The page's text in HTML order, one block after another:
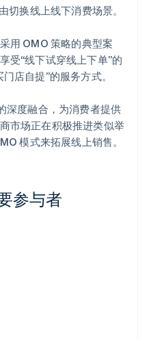
切换线上线下消费场景。
用 OMO 策略的典型案
受“线下试穿线上下单”的
店自提”的服务方式。
深度融合，为消费者提供
市场正在积极推进类似举
模式来拓展线上销售。
参与者